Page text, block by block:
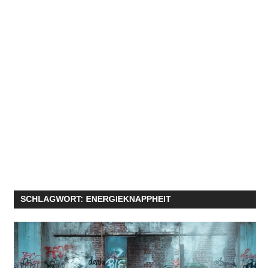
SCHLAGWORT: ENERGIEKNAPPHEIT